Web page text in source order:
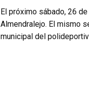
El próximo sábado, 26
Almendralejo. El mismo
municipal del